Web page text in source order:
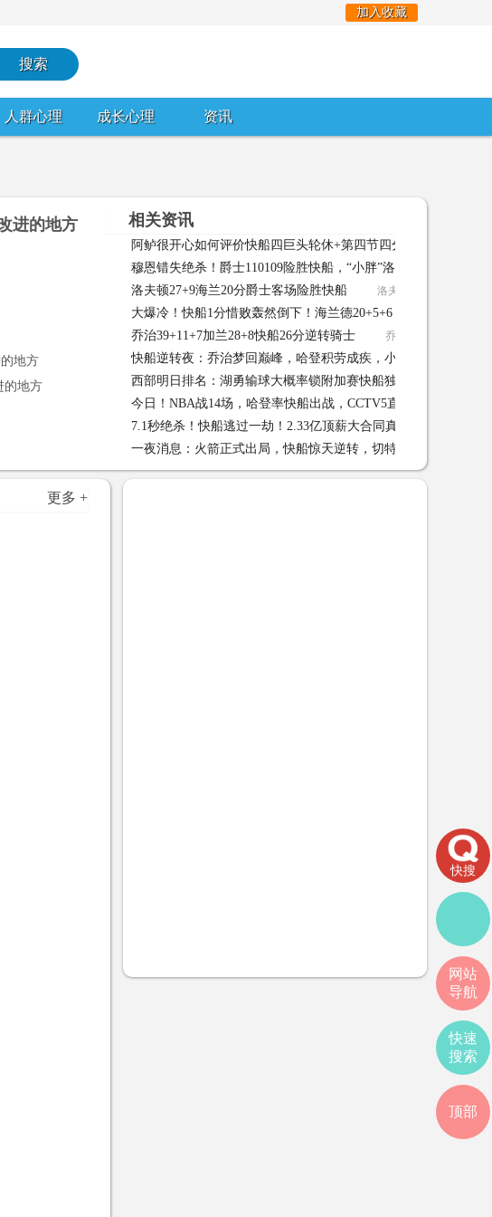
加入收藏
人群心理 成长心理 资讯
进的地方
地方
的地方
相关资讯
阿鲈很开心️如何评价快船四巨头轮休+第四节四分钟一球不进
穆恩错失绝杀！爵士110109险胜快船，“小胖”洛夫顿27+9+8
洛夫顿27+9海兰20分爵士客场险胜快船 洛夫顿27+9海兰20分爵
大爆冷！快船1分惜败轰然倒下！海兰德20+5+6！乔治10+1，哈
登4+5 04-14
乔治39+11+7加兰28+8快船26分逆转骑士 乔治39+11+7加兰
快船逆转夜：乔治梦回巅峰，哈登积劳成疾，小卡复出敲定
西部明日排名：湖勇输球大概率锁附加赛快船独行侠有望分区冠
04-10
今日！NBA战14场，哈登率快船出战，CCTV5直播詹姆斯率湖人
湖人VS勇士 04-10
7.1秒绝杀！快船逃过一劫！2.33亿顶薪大合同真值
一夜消息：火箭正式出局，快船惊天逆转，切特达成壮举
更多 +
快搜
网站
导航
快速
搜索
顶部